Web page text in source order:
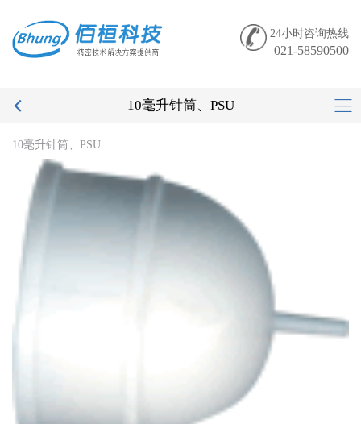
24小时咨询热线
021-58590500
10毫升针筒、PSU
10毫升针筒、PSU